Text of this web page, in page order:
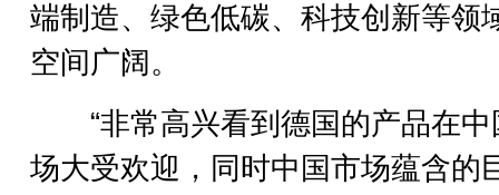
端制造、绿色低碳、科技创新等领
空间广阔。
“非常高兴看到德国的产品在中
场大受欢迎，同时中国市场蕴含的